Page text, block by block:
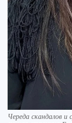
Череда скандалов и